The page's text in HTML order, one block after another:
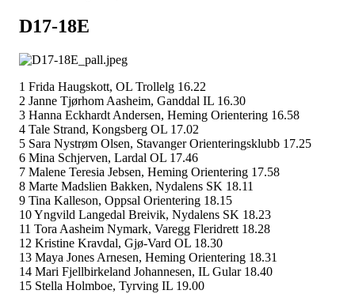
D17-18E
1 Frida Haugskott, OL Trollelg 16.22
2 Janne Tjørhom Aasheim, Ganddal IL 16.30
3 Hanna Eckhardt Andersen, Heming Orientering 16.58
4 Tale Strand, Kongsberg OL 17.02
5 Sara Nystrøm Olsen, Stavanger Orienteringsklubb 17.25
6 Mina Schjerven, Lardal OL 17.46
7 Malene Teresia Jebsen, Heming Orientering 17.58
8 Marte Madslien Bakken, Nydalens SK 18.11
9 Tina Kalleson, Oppsal Orientering 18.15
10 Yngvild Langedal Breivik, Nydalens SK 18.23
11 Tora Aasheim Nymark, Varegg Fleridrett 18.28
12 Kristine Kravdal, Gjø-Vard OL 18.30
13 Maya Jones Arnesen, Heming Orientering 18.31
14 Mari Fjellbirkeland Johannesen, IL Gular 18.40
15 Stella Holmboe, Tyrving IL 19.00